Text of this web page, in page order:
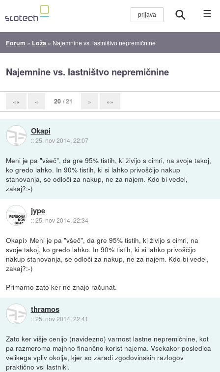
☰
Forum » Loža » Najemnine vs. lastništvo nepremičnine
Najemnine vs. lastništvo nepremičnine
«« « 20 / 21 » »»
Okapi
::25. nov 2014, 22:07
Meni je pa "všeč", da gre 95% tistih, ki živijo s cimri, na svoje takoj,
ko gredo lahko. In 90% tistih, ki si lahko privoščijo nakup
stanovanja, se odloči za nakup, ne za najem. Kdo bi vedel,
zakaj?:-)
jype
::25. nov 2014, 22:34
Okapi> Meni je pa "všeč", da gre 95% tistih, ki živijo s cimri, na
svoje takoj, ko gredo lahko. In 90% tistih, ki si lahko privoščijo
nakup stanovanja, se odloči za nakup, ne za najem. Kdo bi vedel,
zakaj?:-)
Primarno zato ker ne znajo računat.
thramos
::25. nov 2014, 22:41
Zato ker višje cenijo (navidezno) varnost lastne nepremičnine, kot
pa razmeroma majhno finančno korist najema. Vsekakor posledica
velikega vpliv okolja, kjer so zaradi zgodovinskih razlogov
praktično vsi lastniki.